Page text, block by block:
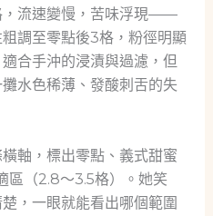
，流速變慢，苦味浮現——
調至零點後3格，粉徑明顯
合手沖的浸漬與過濾，但
水色稀薄、發酸刺舌的失
軸，標出零點、義式甜蜜
區（2.8～3.5格）。她笑
，一眼就能看出哪個範圍